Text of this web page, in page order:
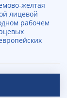
желтая
лицевой
рабочем